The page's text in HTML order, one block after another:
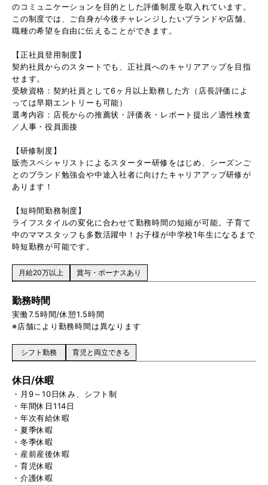
のコミュニケーションを目的とした評価制度を取入れています。
この制度では、ご自身が今後チャレンジしたいブランドや店舗、
職種の希望を自由に伝えることができます。
【正社員登用制度】
契約社員からのスタートでも、正社員へのキャリアアップを目指
せます。
受験資格：契約社員として6ヶ月以上勤務した方（店長評価によ
っては早期エントリーも可能）
選考内容：店長からの推薦状・評価表・レポート提出／適性検査
／人事・役員面接
【研修制度】
販売スペシャリストによるスターター研修をはじめ、シーズンご
とのブランド勉強会や中途入社者に向けたキャリアアップ研修が
あります！
【短時間勤務制度】
ライフスタイルの変化に合わせて勤務時間の短縮が可能。子育て
中のママスタッフも多数活躍中！お子様が中学校1 年生になるまで
時短勤務が可能です。
月給20万以上 賞与・ボーナスあり
勤務時間
実働 7.5時間/休憩1.5時間
※店舗により勤務時間は異なります
シフト勤務 育児と両立できる
休日/休暇
・月9～10日休み、シフト制
・年間休日114日
・年次有給休暇
・夏季休暇
・冬季休暇
・産前産後休暇
・育児休暇
・介護休暇